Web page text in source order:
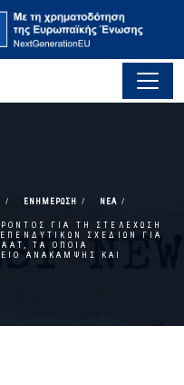
ΕΝΗΜΈΡΩΣΗ ΝΈΑ
ΓΙΑ ΤΗ ΣΤΕΛΈΧΩΣΗ
ΣΧΕΔΊΩΝ ΓΙΑ
ΤΑ ΟΠΟΊΑ
ΑΝΆΚΑΜΨΗΣ ΚΑΙ